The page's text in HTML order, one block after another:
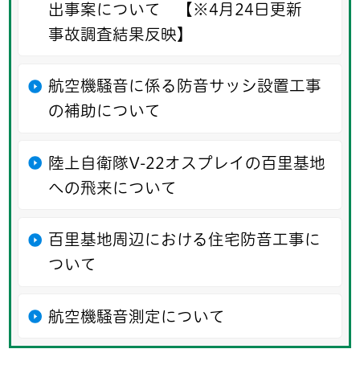
出事案について 【※4月24日更新
事故調査結果反映】
航空機騒音に係る防音サッシ設置工事
の補助について
陸上自衛隊V-22オスプレイの百里基地
への飛来について
百里基地周辺における住宅防音工事に
ついて
航空機騒音測定について